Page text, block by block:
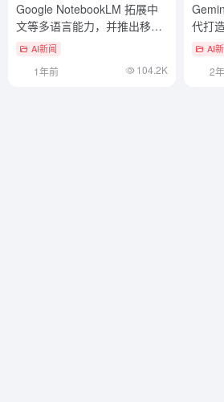
Google NotebookLM 拓展中
文等多语言能力，并推出移动
应用AI新闻
1年前 104.2K
代打
AI
2